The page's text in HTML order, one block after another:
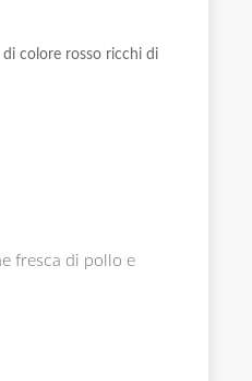
colore rosso ricchi di
fresca di pollo e